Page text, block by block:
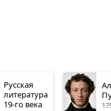
Русская
литература
19-говека